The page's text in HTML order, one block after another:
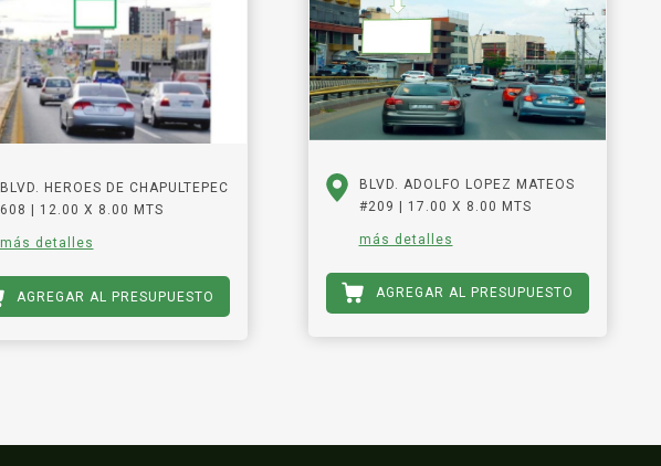
BLVD. HEROES DE CHAPULTEPEC
608 | 12.00 X 8.00 MTS
más detalles
AGREGAR AL PRESUPUESTO
BLVD. ADOLFO LOPEZ MATEOS
#209 | 17.00 X 8.00 MTS
más detalles
AGREGAR AL PRESUPUESTO